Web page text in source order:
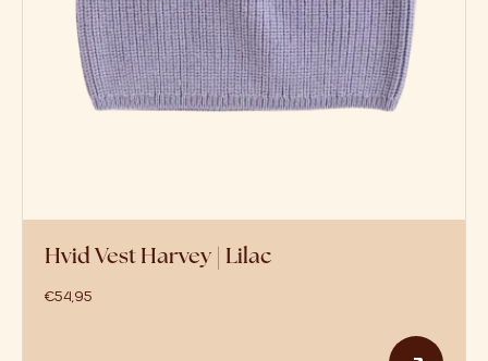
Hvid Vest Harvey | Lilac
€54,95